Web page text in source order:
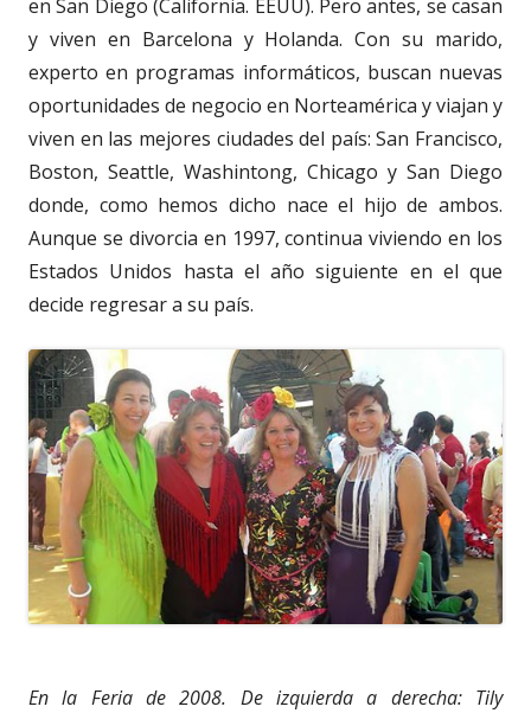
en San Diego (California. EEUU). Pero antes, se casan
y viven en Barcelona y Holanda. Con su marido,
experto en programas informáticos, buscan nuevas
oportunidades de negocio en Norteamérica y viajan y
viven en las mejores ciudades del país: San Francisco,
Boston, Seattle, Washintong, Chicago y San Diego
donde, como hemos dicho nace el hijo de ambos.
Aunque se divorcia en 1997, continua viviendo en los
Estados Unidos hasta el año siguiente en el que
decide regresar a su país.
En la Feria de 2008. De izquierda a derecha: Tily